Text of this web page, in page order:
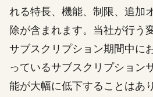
れる特長、機能、制限、追加
除が含まれます。当社が行う
サブスクリプション期間中に
っているサブスクリプション
能が大幅に低下することはあ